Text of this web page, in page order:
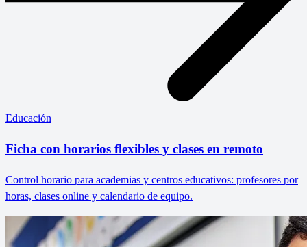
Educación
Ficha con horarios flexibles y clases en remoto
Control horario para academias y centros educativos: profesores por
horas, clases online y calendario de equipo.